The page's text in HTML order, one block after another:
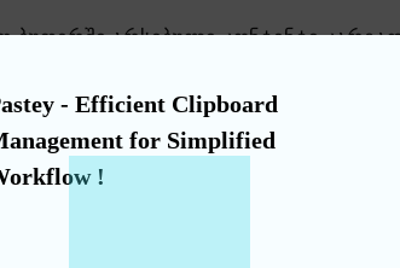
ბუფერში არსებული კონტენტი
App Store-დან.
ბუფერში ისტორიაში.
- Efficient Clipboard
for Simplified
!